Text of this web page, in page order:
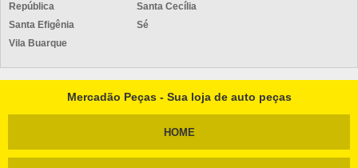
República
Santa Cecília
Santa Efigênia
Sé
Vila Buarque
Mercadão Peças - Sua loja de auto peças
HOME